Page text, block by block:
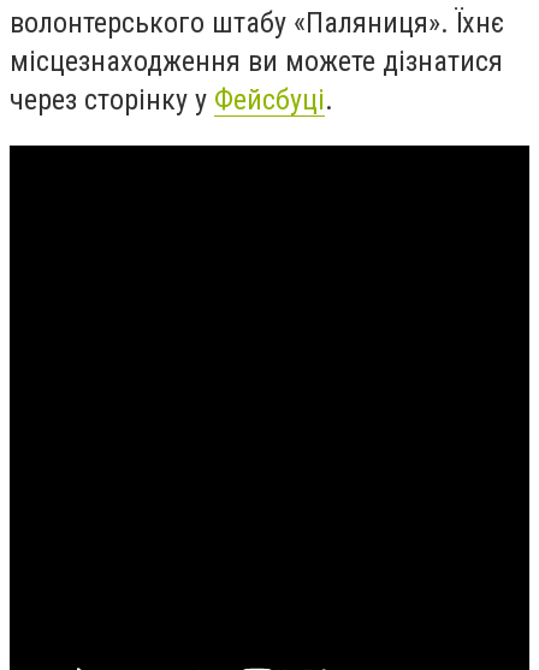
волонтерського штабу «Паляниця». Їхнє
місцезнаходження ви можете дізнатися
через сторінку у Фейсбуці.